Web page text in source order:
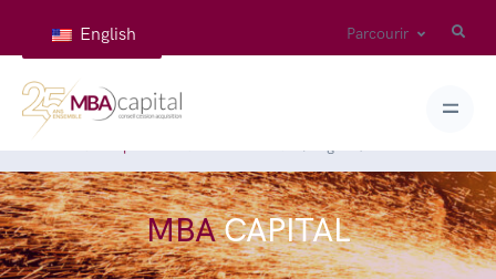
English Parcourir
MBACAPITAL